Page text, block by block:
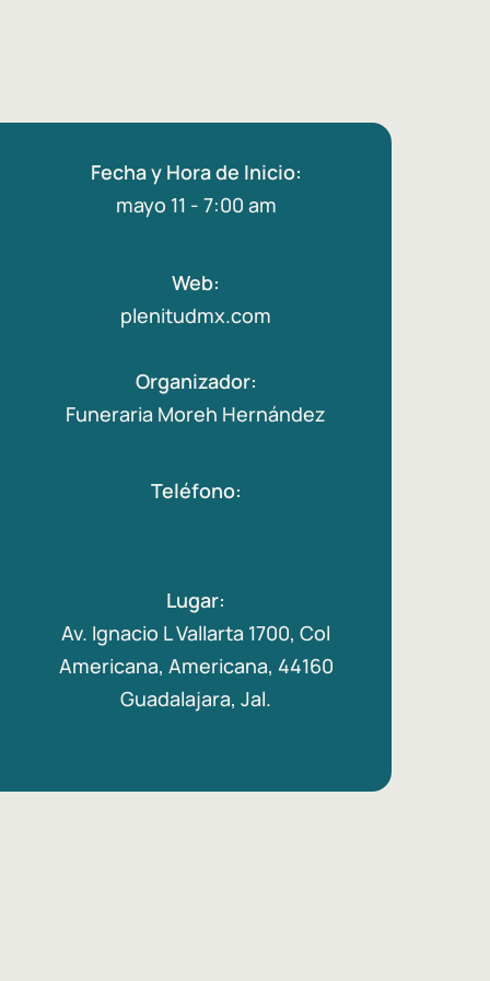
Fecha y Hora de Inicio:
mayo 11 - 7:00 am
Web:
plenitudmx.com
Organizador:
Funeraria Moreh Hernández
Teléfono:
Lugar:
Av. Ignacio L Vallarta 1700, Col
Americana, Americana, 44160
Guadalajara, Jal.